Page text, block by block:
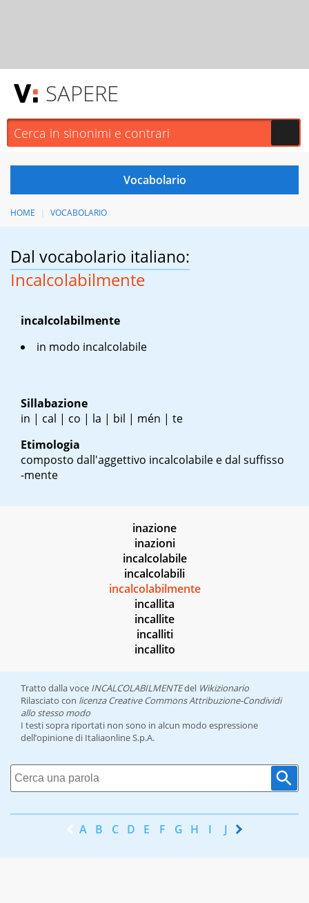
SAPERE
HOME VOCABOLARIO
Dal vocabolario italiano:
Incalcolabilmente
incalcolabilmente
in modo incalcolabile
Sillabazione
in | cal | co | la | bil | mén | te
Etimologia
composto dall'aggettivo incalcolabile e dal suffisso
-mente
inazione
inazioni
incalcolabile
incalcolabili
incalcolabilmente
incallita
incallite
incalliti
incallito
Tratto dalla voce INCALCOLABILMENTEdel Wikizionario
Rilasciato con licenza Creative Commons Attribuzione-Condividi
allo stesso modo
I testi sopra riportati non sono in alcun modo espressione
dell’opinione di Italiaonline S.p.A.
A B C D E F G H I J K